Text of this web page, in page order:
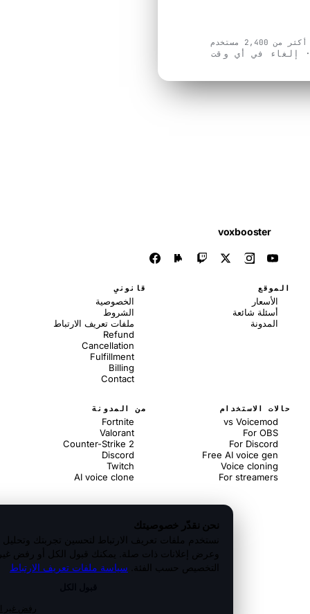
في أي وقت
voxbooster
شائعة
ملفات تعريف الارتباط
Cancellation
Fulfillment
الاستخدام
vs
For
Free AI voice
Voice
For
من المدونة
Counter-Strike 2
AI voice clone
نحن نقدّر خصوصيتك
نستخدم ملفات تعريف الارتباط لتحسين تجربتك وتحليل الزيارات
وعرض إعلانات ذات صلة. يمكنك قبول الكل أو رفض غير
التخصيص حسب الفئة. سياسة ملفات تعريف الارتباط
رفض غير الضرورية ·